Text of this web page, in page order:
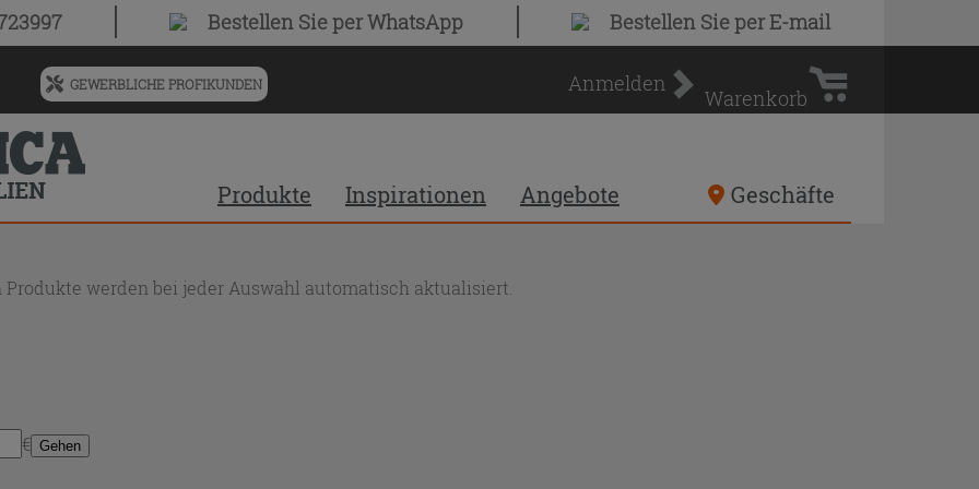
Bestellen Sieper WhatsApp Bestellen Sieper E-mail
Menü
vorgeschlagenen
Siteinhalt
und
Suchprotokoll
GEWERBLICHE PROFIKUNDEN Anmelden
Warenkorb
Warenkorb
Produkte Inspirationen Angebote Geschäfte
werden bei jeder Auswahl automatisch aktualisiert.
€ Gehen